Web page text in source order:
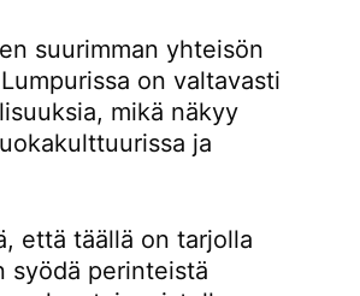
suurimman yhteisön
on valtavasti
mikä näkyy
ja
että täällä on tarjolla
syödä perinteistä